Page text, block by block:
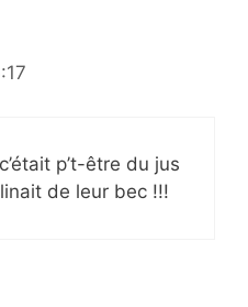
p’t-être du jus
de leur bec !!!